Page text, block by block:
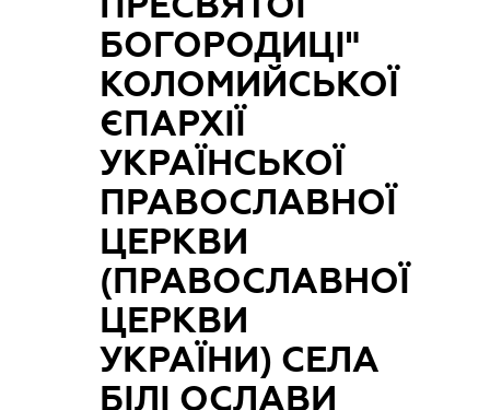
БОГОРОДИЦІ"
КОЛОМИЙСЬКОЇ
ЄПАРХІЇ
УКРАЇНСЬКОЇ
ПРАВОСЛАВНОЇ
ЦЕРКВИ
(ПРАВОСЛАВНОЇ
ЦЕРКВИ
УКРАЇНИ) СЕЛА
БІЛІ ОСЛАВИ